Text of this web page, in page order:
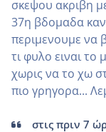
σκεψου ακριβη
37η βδομαδα
περιμενουμε να
τι φυλο ειναι
χωρις να το χω
πιο γρηγορα...
στις πριν 7